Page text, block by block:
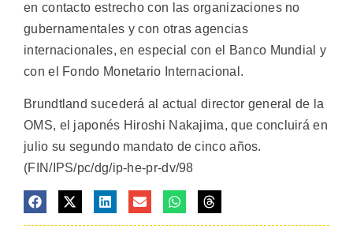
en contacto estrecho con las organizaciones no
gubernamentales y con otras agencias
internacionales, en especial con el Banco Mundial y
con el Fondo Monetario Internacional.
Brundtland sucederá al actual director general de la
OMS, el japonés Hiroshi Nakajima, que concluirá en
julio su segundo mandato de cinco años.
(FIN/IPS/pc/dg/ip-he-pr-dv/98